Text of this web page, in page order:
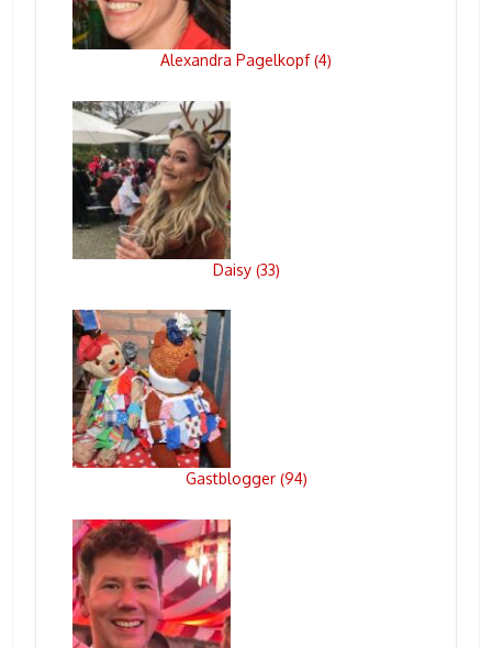
Alexandra Pagelkopf(4)
Daisy (33)
Gastblogger (94)